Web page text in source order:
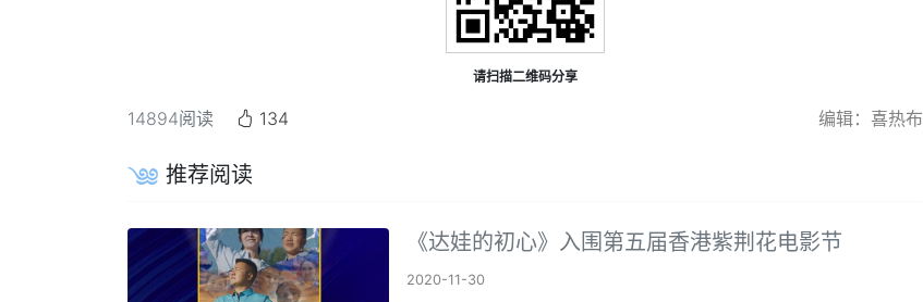
请扫描二维码分享
14894阅读 134 编辑：喜热布
推荐阅读
《达娃的初心》入围第五届香港紫荆花电影节
2020-11-30